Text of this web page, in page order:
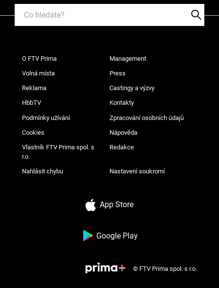
O FTV Prima Management
Volná místa Press
Reklama Castingy a výzvy
HbbTV Kontakty
Podmínky užívání Zpracování osobních údajů
Cookies Nápověda
Vlastník FTV Prima spol. s
r.o.
Redakce
Nahlásit chybu Nastavení soukromí
App Store
Google Play
© FTV Prima spol. s r.o.